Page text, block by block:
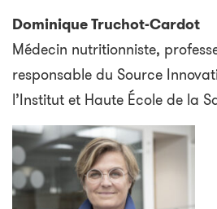
Dominique Truchot-Cardot
Médecin nutritionniste,
responsable du Source
l’Institut et Haute École de la